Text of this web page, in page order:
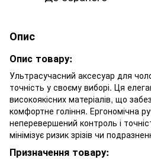
Опис
Опис товару:
Ультрасучасний аксесуар для
точність у своєму виборі. Ця
високоякісних матеріалів, що
комфортне гоління. Ергономічна
неперевершений контроль і
мінімізує ризик зрізів чи
Призначення товару: